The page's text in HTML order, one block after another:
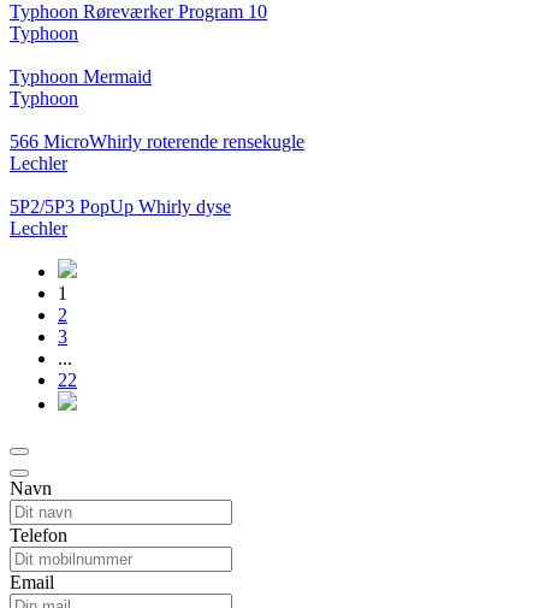
Typhoon Røreværker Program 10
Typhoon
Typhoon Mermaid
Typhoon
566 MicroWhirly roterende rensekugle
Lechler
5P2/5P3 PopUp Whirly dyse
Lechler
1
2
3
...
22
Navn
Telefon
Email